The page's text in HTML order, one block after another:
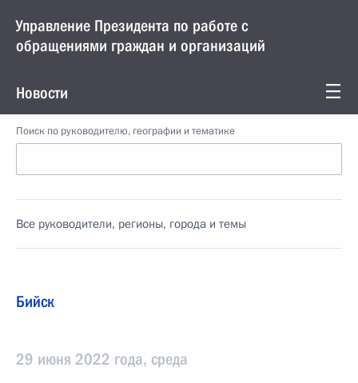
Управление Президента по работе с
обращениями граждан и организаций
Новости
Поиск по руководителю, географии и тематике
Все руководители, регионы, города и темы
Бийск
29 июня 2022 года, среда